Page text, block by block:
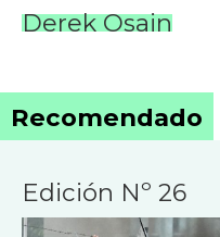
Derek Osain
Recomendado
Edición Nº 26